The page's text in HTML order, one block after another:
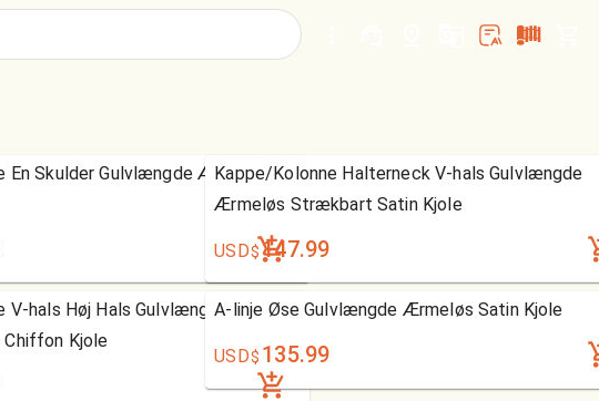
En Skulder Gulvlængde ÆrmeløsKappe/Kolonne Halterneck V-hals Gulvlængde
Ærmeløs Strækbart Satin Kjole
USD$ 147.99
V-hals Høj Hals Gulvlængde 3/4
Kjole
A-linje Øse Gulvlængde Ærmeløs Satin Kjole
USD$ 135.99